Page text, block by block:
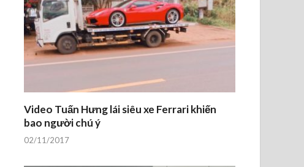
Video Tuấn Hưng lái siêu xe Ferrari khiến
bao người chú ý
02/11/2017